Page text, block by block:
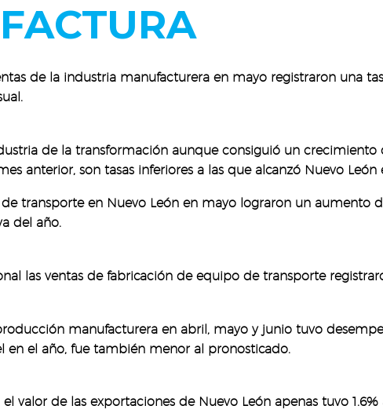
de la industria manufacturera en mayo registraron una
de la transformación aunque consiguió un crecimiento
anterior, son tasas inferiores a las que alcanzó Nuevo
transporte en Nuevo León en mayo lograron un aumento
del año.
las ventas de fabricación de equipo de transporte
manufacturera en abril, mayo y junio tuvo
en el año, fue también menor al pronosticado.
el valor de las exportaciones de Nuevo León apenas tuvo